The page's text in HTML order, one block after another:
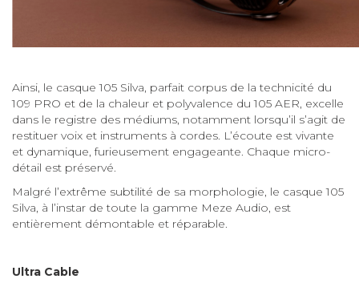
Ainsi, le casque 105 Silva, parfait corpus de la technicité du
109 PRO et de la chaleur et polyvalence du 105 AER, excelle
dans le registre des médiums, notamment lorsqu’il s’agit de
restituer voix et instruments à cordes. L’écoute est vivante
et dynamique, furieusement engageante. Chaque micro-
détail est préservé.
Malgré l’extrême subtilité de sa morphologie, le casque 105
Silva, à l’instar de toute la gamme Meze Audio, est
entièrement démontable et réparable.
Ultra Cable